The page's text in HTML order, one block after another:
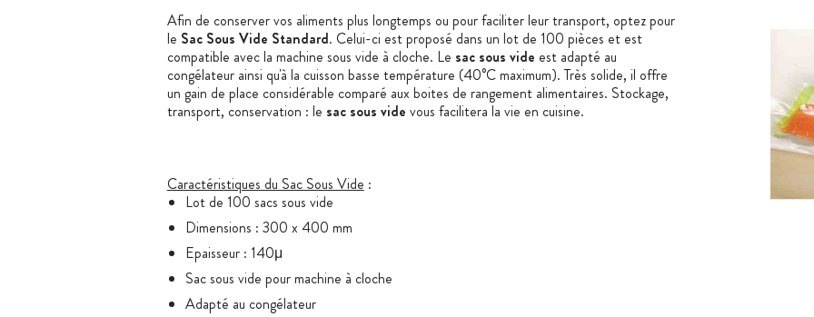
Afin de conserver vos aliments plus longtemps ou pour faciliter leur transport, optez pour
le Sac Sous Vide Standard. Celui-ci est proposé dans un lot de 100 pièces et est
compatible avec la machine sous vide à cloche. Le sac sous vide est adapté au
congélateur ainsi qu'à la cuisson basse température (40°C maximum). Très solide, il offre
un gain de place considérable comparé aux boites de rangement alimentaires. Stockage,
transport, conservation : le sac sous vide vous facilitera la vie en cuisine.
Caractéristiques du Sac Sous Vide :
Lot de 100 sacs sous vide
Dimensions : 300 x 400 mm
Epaisseur : 140μ
Sac sous vide pour machine à cloche
Adapté au congélateur